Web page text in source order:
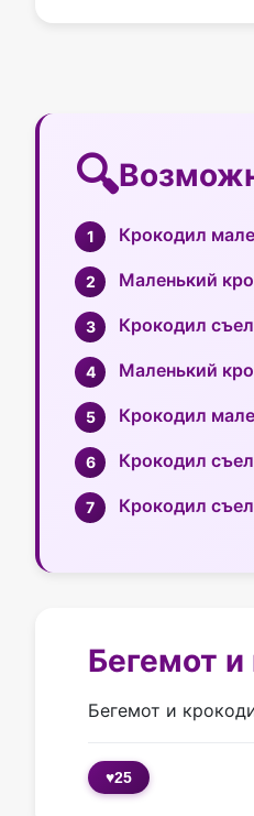
Крокодил
Маленький
Крокодил
Маленький
Крокодил
Крокодил съел
Крокодил
Бегемот
Бегемот и
♥25